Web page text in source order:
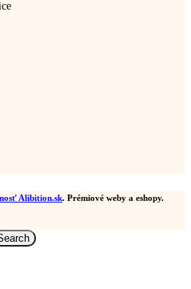
Alibition.sk. Prémiové weby a eshopy.